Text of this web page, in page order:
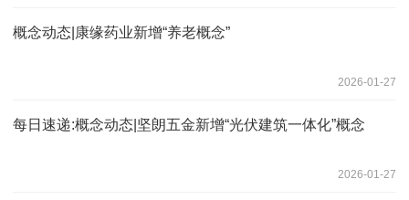
概念动态|康缘药业新增“养老概念”
2026-01-27
每日速递:概念动态|坚朗五金新增“光伏建筑一体化”概念
2026-01-27